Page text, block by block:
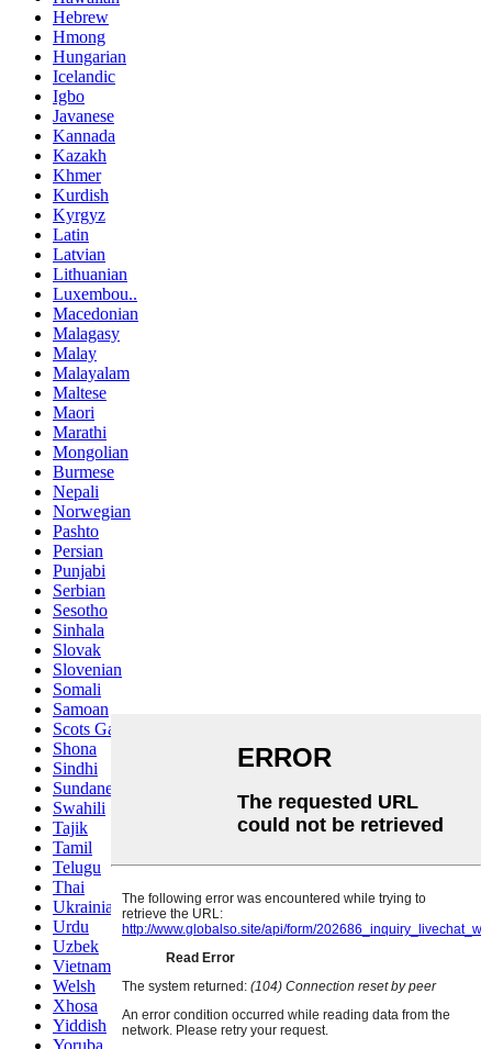
Hebrew
Hmong
Hungarian
Icelandic
Igbo
Javanese
Kannada
Kazakh
Khmer
Kurdish
Kyrgyz
Latin
Latvian
Lithuanian
Luxembou..
Macedonian
Malagasy
Malay
Malayalam
Maltese
Maori
Marathi
Mongolian
Burmese
Nepali
Norwegian
Pashto
Persian
Punjabi
Serbian
Sesotho
Sinhala
Slovak
Slovenian
Somali
Samoan
Scots Gaelic
Shona
Sindhi
Sundanese
Swahili
Tajik
Tamil
Telugu
Thai
Ukrainian
Urdu
Uzbek
Vietnamese
Welsh
Xhosa
Yiddish